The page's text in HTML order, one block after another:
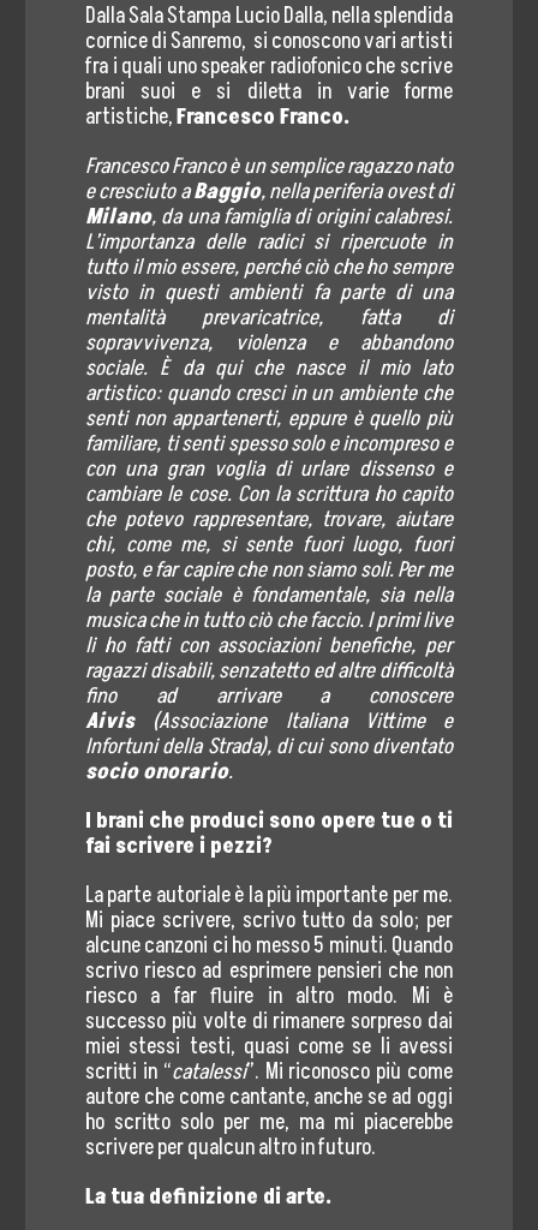
Radio ERRE18
Eventi Culturali
#MetaBlog
Diventa Socio
Contatti
Area Press
Comunicati Stampa
Rassegna Stampa
Cartella Stampa
Contatta Ufficio Stampa
5×1000
Dalla Sala Stampa Lucio Dalla, nella splendida
cornice di Sanremo, si conoscono vari artisti
fra i quali uno speaker radiofonico che scrive
brani suoi e si diletta in varie forme
artistiche,Francesco Franco.
Francesco Franco è un semplice ragazzo nato
e cresciuto aBaggio, nella periferia ovest di
Milano, da una famiglia di origini calabresi.
L’importanza delle radici si ripercuote in
tutto il mio essere, perché ciò che ho sempre
visto in questi ambienti fa parte di una
mentalità prevaricatrice, fatta di
sopravvivenza, violenza e abbandono
sociale. È da qui che nasce il mio lato
artistico: quando cresci in un ambiente che
senti non appartenerti, eppure è quello più
familiare, ti senti spesso solo e incompreso e
con una gran voglia di urlare dissenso e
cambiare le cose. Con la scrittura ho capito
che potevo rappresentare, trovare, aiutare
chi, come me, si sente fuori luogo, fuori
posto, e far capire che non siamo soli. Per me
la parte sociale è fondamentale, sia nella
musica che in tutto ciò che faccio. I primi live
li ho fatti con associazioni benefiche, per
ragazzi disabili, senzatetto ed altre difficoltà
fino ad arrivare a conoscere
Aivis(Associazione Italiana Vittime e
Infortuni della Strada), di cui sono diventato
socio onorario.
I brani che produci sono opere tue o ti
fai scrivere i pezzi?
La parte autoriale è la più importante per me.
Mi piace scrivere, scrivo tutto da solo; per
alcune canzoni ci ho messo 5 minuti. Quando
scrivo riesco ad esprimere pensieri che non
riesco a far fluire in altro modo. Mi è
successo più volte di rimanere sorpreso dai
miei stessi testi, quasi come se li avessi
scritti in “catalessi”. Mi riconosco più come
autore che come cantante, anche se ad oggi
ho scritto solo per me, ma mi piacerebbe
scrivere per qualcun altro in futuro.
La tua definizione di arte.